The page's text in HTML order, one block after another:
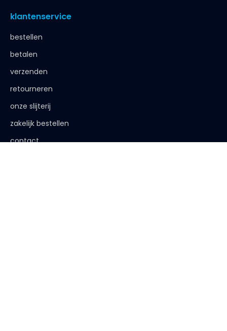
klantenservice
bestellen
betalen
verzenden
retourneren
onze slijterij
zakelijk bestellen
contact